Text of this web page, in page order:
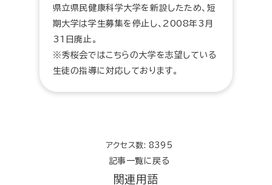
県立県民健康科学大学を新設したため、短
期大学は学生募集を停止し、2008年3月
31日廃止。
※秀桜会ではこちらの大学を志望している
生徒の指導に対応しております。
アクセス数: 8395
記事一覧に戻る
関連用語